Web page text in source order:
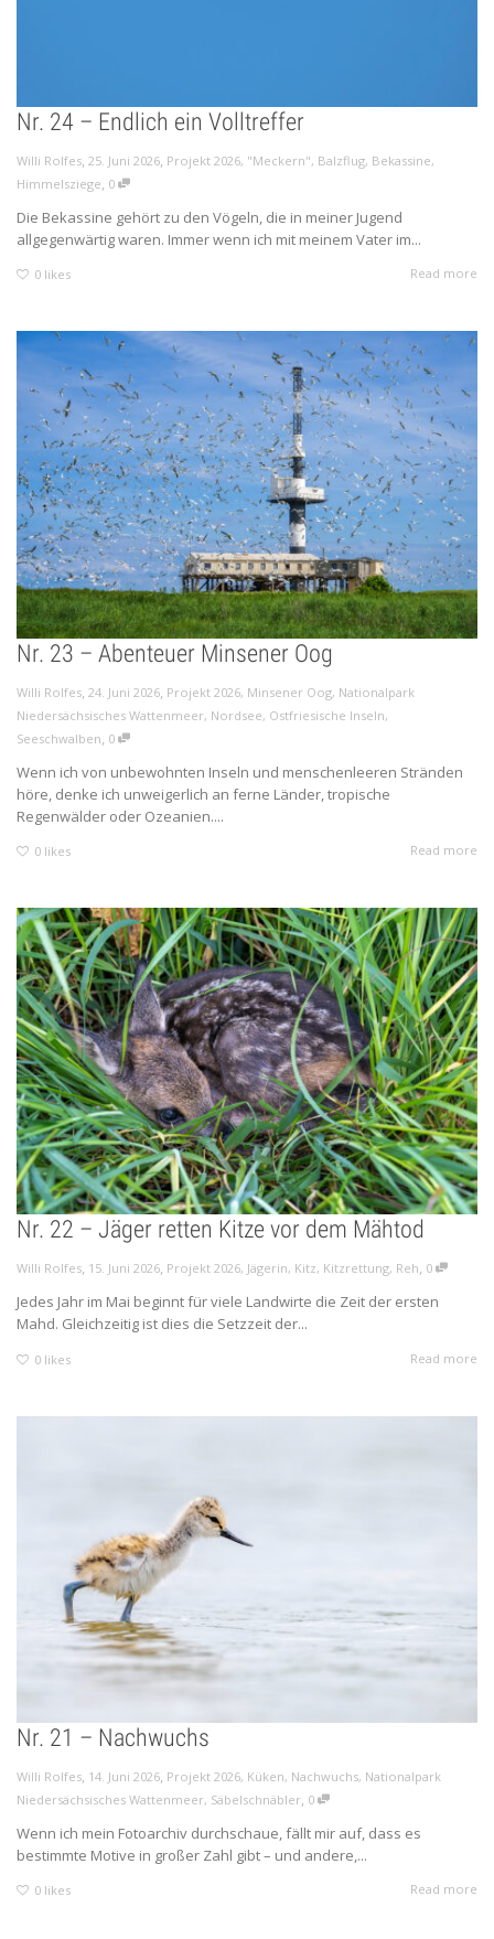
Nr. 24 – Endlich ein Volltreffer
Willi Rolfes, 25. Juni 2026, Projekt 2026, "Meckern", Balzflug, Bekassine,
Himmelsziege, 0
Die Bekassine gehört zu den Vögeln, die in meiner Jugend
allgegenwärtig waren. Immer wenn ich mit meinem Vater im...
0 likes Read more
Nr. 23 – Abenteuer Minsener Oog
Willi Rolfes, 24. Juni 2026, Projekt 2026, Minsener Oog, Nationalpark
Niedersächsisches Wattenmeer, Nordsee, Ostfriesische Inseln,
Seeschwalben, 0
Wenn ich von unbewohnten Inseln und menschenleeren Stränden
höre, denke ich unweigerlich an ferne Länder, tropische
Regenwälder oder Ozeanien....
0 likes Read more
Nr. 22 – Jäger retten Kitze vor dem Mähtod
Willi Rolfes, 15. Juni 2026, Projekt 2026, Jägerin, Kitz, Kitzrettung, Reh, 0
Jedes Jahr im Mai beginnt für viele Landwirte die Zeit der ersten
Mahd. Gleichzeitig ist dies die Setzzeit der...
0 likes Read more
Nr. 21 – Nachwuchs
Willi Rolfes, 14. Juni 2026, Projekt 2026, Küken, Nachwuchs, Nationalpark
Niedersächsisches Wattenmeer, Säbelschnäbler, 0
Wenn ich mein Fotoarchiv durchschaue, fällt mir auf, dass es
bestimmte Motive in großer Zahl gibt – und andere,...
0 likes Read more